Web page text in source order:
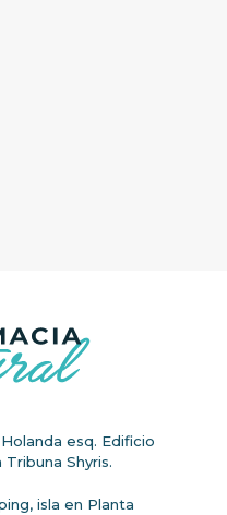
esq. Edificio
Shyris.
isla en Planta